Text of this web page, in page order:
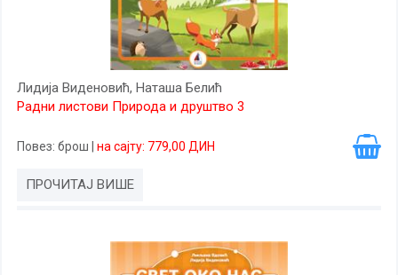
Лидија Виденовић, Наташа Белић
Радни листови Природа и друштво 3
Повез: брош на сајту: 779,00 ДИН
ПРОЧИТАЈ ВИШЕ